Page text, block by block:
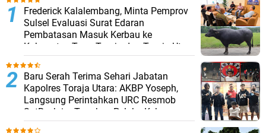
Frederick Kalalembang, Minta Pemprov
Sulsel Evaluasi Surat Edaran
Pembatasan Masuk Kerbau ke
Kabupaten Tana Toraja dan Toraja Utara
Baru Serah Terima Sehari Jabatan
Kapolres Toraja Utara: AKBP Yoseph,
Langsung Perintahkan URC Resmob
SatReskrim Tangkap Pelaku Kekerasan
Seksual Anak Di Bawah Umur